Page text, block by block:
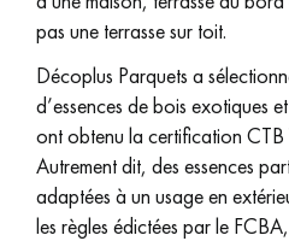
pas une terrasse sur toit.
Décoplus Parquets a
d’essences de bois exotiques
ont obtenu la certification
Autrement dit, des essences
adaptées à un usage en
les règles édictées par le